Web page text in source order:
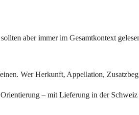
aber immer im Gesamtkontext
Wer Herkunft, Appellation,
– mit Lieferung in der